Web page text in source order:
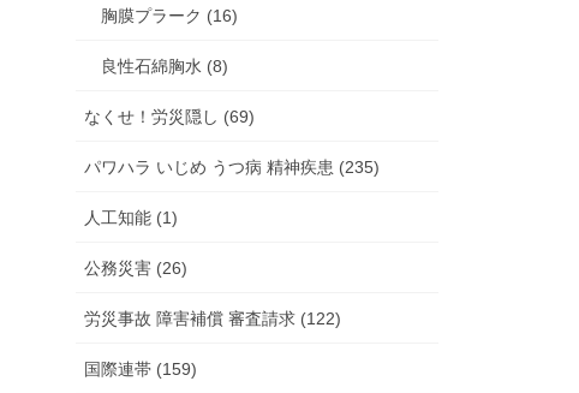
胸膜プラーク (16)
良性石綿胸水 (8)
なくせ！労災隠し (69)
パワハラ いじめ うつ病 精神疾患 (235)
人工知能 (1)
公務災害 (26)
労災事故 障害補償 審査請求 (122)
国際連帯 (159)